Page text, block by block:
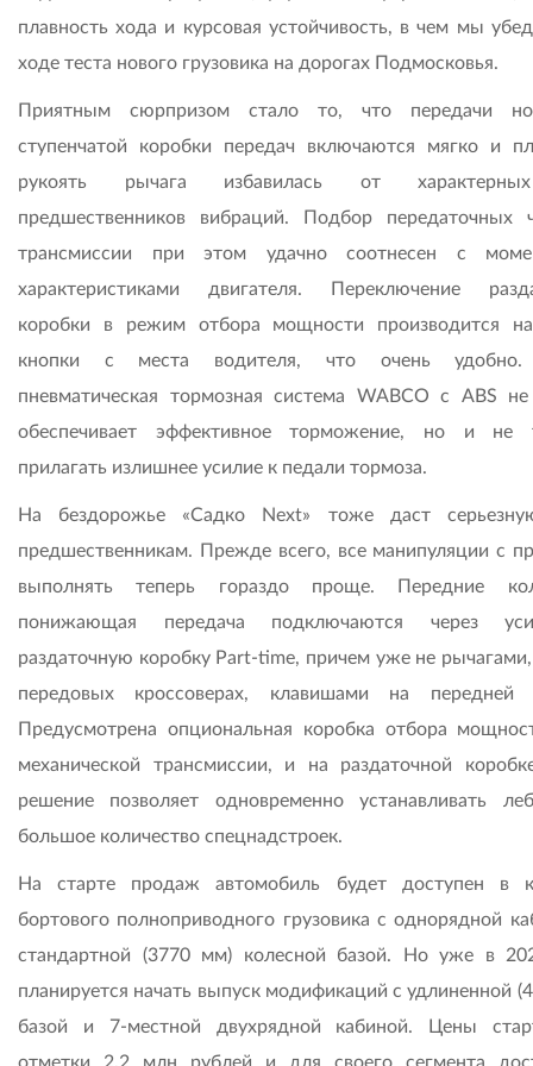
плавность хода и курсовая устойчивость, в чем мы
ходе теста нового грузовика на дорогах Подмосковья.
Приятным сюрпризом стало то, что передачи
ступенчатой коробки передач включаются мягко и
рукоять рычага избавилась от
предшественников вибраций. Подбор передаточных
трансмиссии при этом удачно соотнесен с
характеристиками двигателя. Переключение
коробки в режим отбора мощности производится
кнопки с места водителя, что очень удобно.
пневматическая тормозная система WABCO с ABS
обеспечивает эффективное торможение, но и не
прилагать излишнее усилие к педали тормоза.
На бездорожье «Садко Next» тоже даст
предшественникам. Прежде всего, все манипуляции с
выполнять теперь гораздо проще. Передние
понижающая передача подключаются через
раздаточную коробку Part-time, причем уже не рычагами,
передовых кроссоверах, клавишами на передней
Предусмотрена опциональная коробка отбора
механической трансмиссии, и на раздаточной
решение позволяет одновременно устанавливать
большое количество спецнадстроек.
На старте продаж автомобиль будет доступен в
бортового полноприводного грузовика с однорядной
стандартной (3770 мм) колесной базой. Но уже в
планируется начать выпуск модификаций с удлиненной
базой и 7-местной двухрядной кабиной. Цены